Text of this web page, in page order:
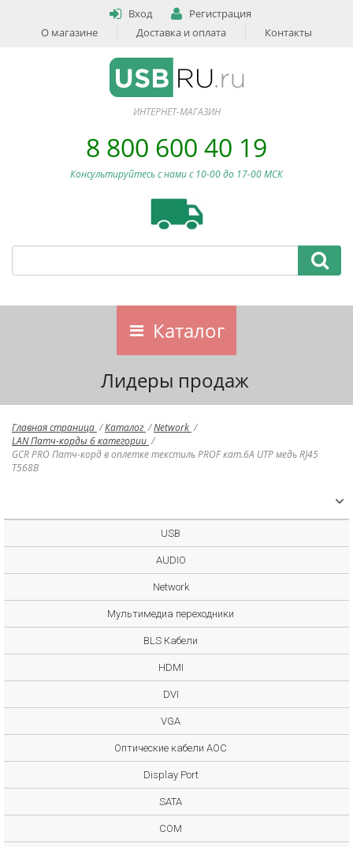
Вход
Регистрация
О магазине
Доставка и оплата Контакты
ИНТЕРНЕТ-МАГАЗИН
8 800 600 40 19
Консультируйтесь с нами c 10-00 до 17-00 МСК
Каталог
Лидеры продаж
Главная страница /Каталог /Network /
LAN Патч-корды 6 категории /
GCR PRO Патч-корд в оплетке текстиль PROF кат.6А UTP медь RJ45
T568B
USB
AUDIO
Network
Мультимедиа переходники
BLS Кабели
HDMI
DVI
VGA
Оптические кабели AOC
Display Port
SATA
COM